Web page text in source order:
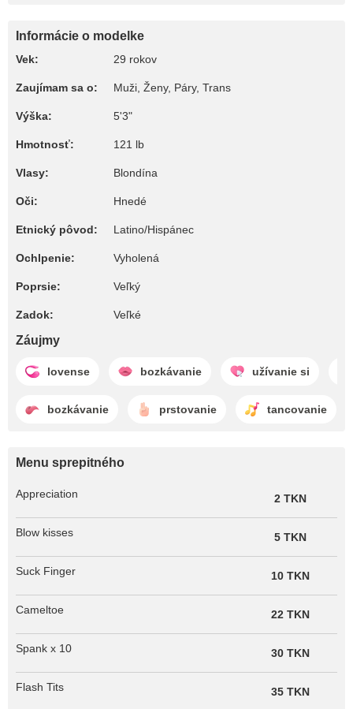
Informácie o modelke
Vek: 29 rokov
Zaujímam sa o: Muži, Ženy, Páry, Trans
Výška: 5'3"
Hmotnosť: 121 lb
Vlasy: Blondína
Oči: Hnedé
Etnický pôvod: Latino/Hispánec
Ochlpenie: Vyholená
Poprsie: Veľký
Zadok: Veľké
Záujmy
lovense bozkávanie užívanie si
bozkávanie prstovanie tancovanie
Menu sprepitného
Appreciation 2 TKN
Blow kisses 5 TKN
Suck Finger 10 TKN
Cameltoe 22 TKN
Spank x 10 30 TKN
Flash Tits 35 TKN